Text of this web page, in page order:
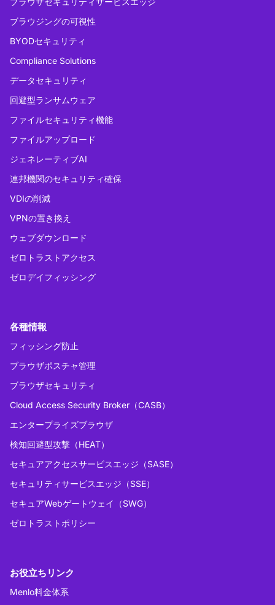
ブラウジングの可視性
BYODセキュリティ
Compliance Solutions
データセキュリティ
回避型ランサムウェア
ファイルセキュリティ機能
ファイルアップロード
ジェネレーティブAI
連邦機関のセキュリティ確保
VDIの削減
VPNの置き換え
ウェブダウンロード
ゼロトラストアクセス
ゼロデイフィッシング
各種情報
フィッシング防止
ブラウザポスチャ管理
ブラウザセキュリティ
Cloud Access Security Broker（CASB）
エンタープライズブラウザ
検知回避型攻撃（HEAT）
セキュアアクセスサービスエッジ（SASE）
セキュリティサービスエッジ（SSE）
セキュアWebゲートウェイ（SWG）
ゼロトラストポリシー
お役立ちリンク
Menlo料金体系